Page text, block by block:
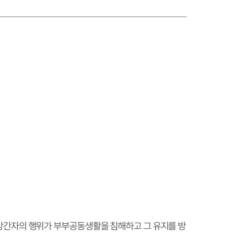
자의 행위가 부부공동생활을 침해하고 그 유지를 방